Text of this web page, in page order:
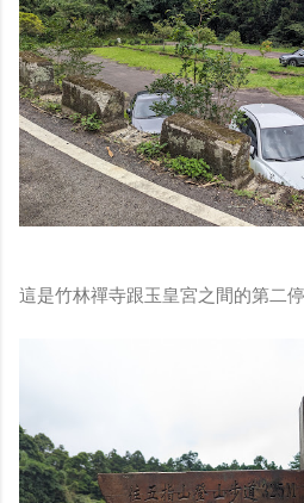
這是竹林禪寺跟玉皇宮之間的第二停